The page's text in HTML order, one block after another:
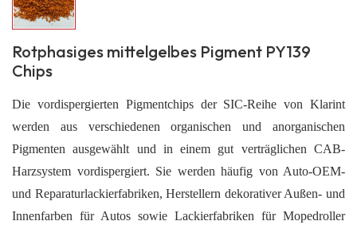
Rotphasiges mittelgelbes Pigment PY139
Chips
Die vordispergierten Pigmentchips der SIC-Reihe von Klarint
werden aus verschiedenen organischen und anorganischen
Pigmenten ausgewählt und in einem gut verträglichen CAB-
Harzsystem vordispergiert. Sie werden häufig von Auto-OEM-
und Reparaturlackierfabriken, Herstellern dekorativer Außen- und
Innenfarben für Autos sowie Lackierfabriken für Mopedroller